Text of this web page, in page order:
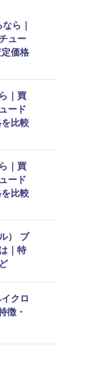
ら｜
ュー
価格
｜買
ード
比較
｜買
ード
比較
） ブ
｜特
クロ
徴・